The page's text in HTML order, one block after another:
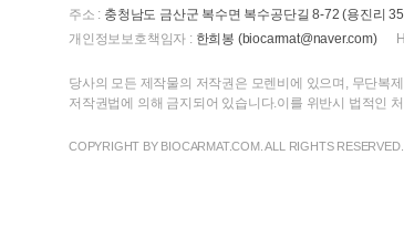
주소 : 충청남도 금산군 복수면 복수공단길 8-72 (용진리
개인정보보호책임자 :한희봉 (biocarmat@naver.com)
당사의 모든 제작물의 저작권은 모렌비에 있으며, 무단복
저작권법에 의해 금지되어 있습니다.이를 위반시 법적인
COPYRIGHT BY BIOCARMAT.COM. ALL RIGHTS